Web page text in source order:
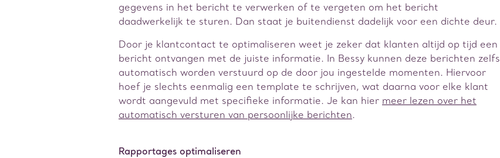
gegevens in het bericht te verwerken of te vergeten om het bericht
daadwerkelijk te sturen. Dan staat je buitendienst dadelijk voor een dichte deur.
Door je klantcontact te optimaliseren weet je zeker dat klanten altijd op tijd een
bericht ontvangen met de juiste informatie. In Bessy kunnen deze berichten zelfs
automatisch worden verstuurd op de door jou ingestelde momenten. Hiervoor
hoef je slechts eenmalig een template te schrijven, wat daarna voor elke klant
wordt aangevuld met specifieke informatie. Je kan hier meer lezen over het
automatisch versturen van persoonlijke berichten.
Rapportages optimaliseren